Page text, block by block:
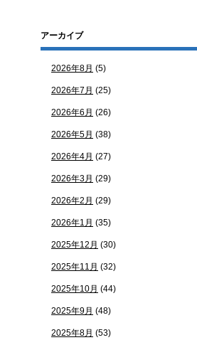
アーカイブ
2026年8月 (5)
2026年7月 (25)
2026年6月 (26)
2026年5月 (38)
2026年4月 (27)
2026年3月 (29)
2026年2月 (29)
2026年1月 (35)
2025年12月 (30)
2025年11月 (32)
2025年10月 (44)
2025年9月 (48)
2025年8月 (53)